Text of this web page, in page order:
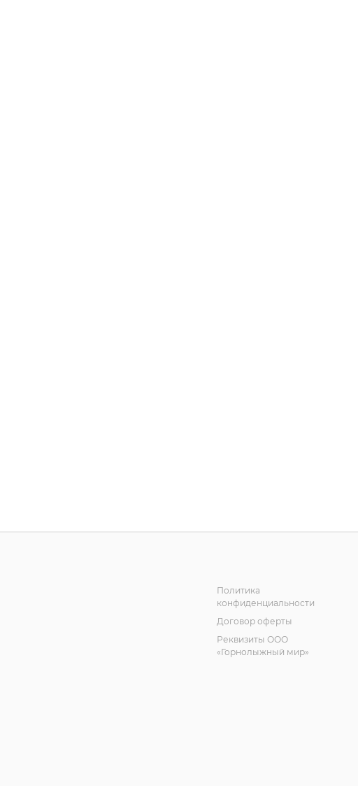
Политика
конфиденциальности
Договор оферты
Реквизиты ООО
«Горнолыжный мир»